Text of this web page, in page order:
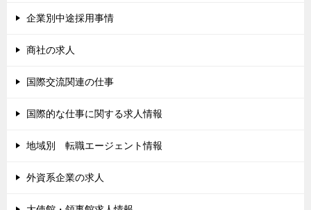
企業別中途採用事情
商社の求人
国際交流関連の仕事
国際的な仕事に関する求人情報
地域別 転職エージェント情報
外資系企業の求人